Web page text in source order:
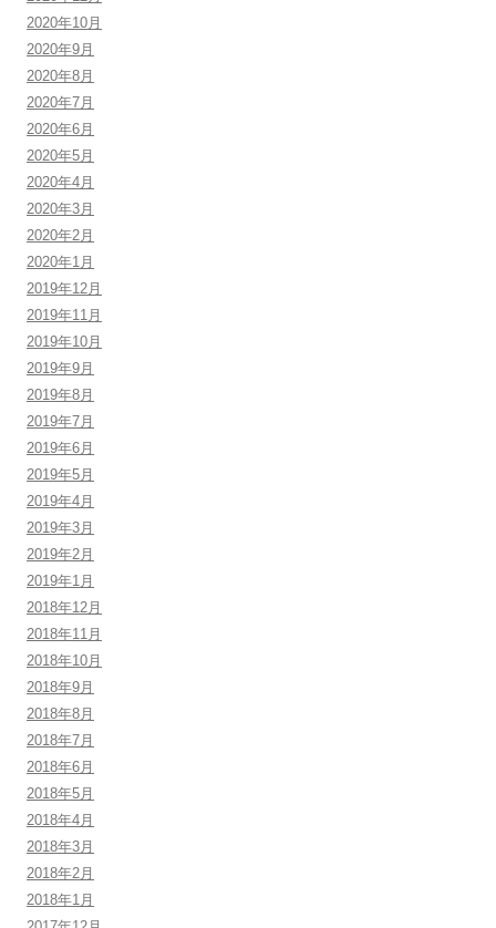
2020年10月
2020年9月
2020年8月
2020年7月
2020年6月
2020年5月
2020年4月
2020年3月
2020年2月
2020年1月
2019年12月
2019年11月
2019年10月
2019年9月
2019年8月
2019年7月
2019年6月
2019年5月
2019年4月
2019年3月
2019年2月
2019年1月
2018年12月
2018年11月
2018年10月
2018年9月
2018年8月
2018年7月
2018年6月
2018年5月
2018年4月
2018年3月
2018年2月
2018年1月